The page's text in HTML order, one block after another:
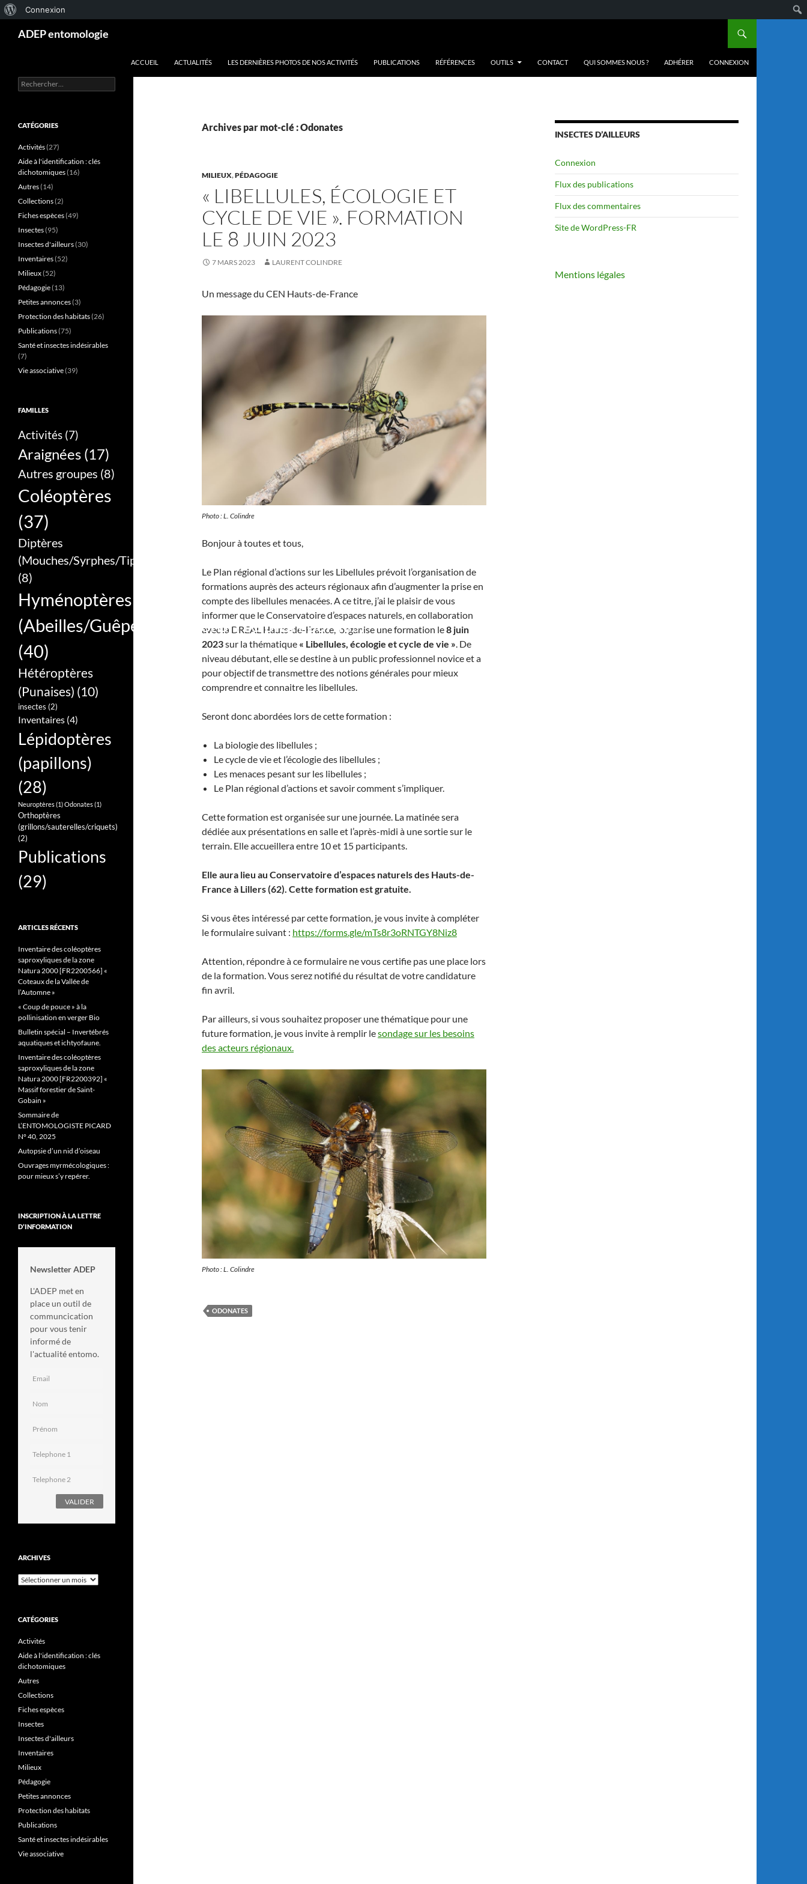
propos
Connexion
ADEP entomologie
ACCUEIL ACTUALITÉS LES DERNIÈRES PHOTOS DE NOS ACTIVITÉS PUBLICATIONS RÉFÉRENCES OUTILS CONTACT QUI SOMMES NOUS ? ADHÉRER CONNEXION
Archives par mot-clé : Odonates
MILIEUX,PÉDAGOGIE
« LIBELLULES, ÉCOLOGIE ET
CYCLE DE VIE ». FORMATION
LE 8 JUIN 2023
7 MARS 2023 LAURENT COLINDRE
Un message du CEN Hauts-de-France
Photo : L. Colindre
Bonjour à toutes et tous,
Le Plan régional d’actions sur les Libellules prévoit l’organisation de
formations auprès des acteurs régionaux afin d’augmenter la prise en
compte des libellules menacées. A ce titre, j’ai le plaisir de vous
informer que le Conservatoire d’espaces naturels, en collaboration
avec la DREAL Hauts-de-France, organise une formation le8 juin
2023sur la thématique « Libellules, écologie et cycle de vie ». De
niveau débutant, elle se destine à un public professionnel novice et a
pour objectif de transmettre des notions générales pour mieux
comprendre et connaitre les libellules.
Seront donc abordées lors de cette formation :
La biologie des libellules ;
Le cycle de vie et l’écologie des libellules ;
Les menaces pesant sur les libellules ;
Le Plan régional d’actions et savoir comment s’impliquer.
Cette formation est organisée sur une journée. La matinée sera
dédiée aux présentations en salle et l’après-midi à une sortie sur le
terrain. Elle accueillera entre 10 et 15 participants.
Elle aura lieu au Conservatoire d’espaces naturels des Hauts-de-
France à Lillers (62). Cette formation est gratuite.
Si vous êtes intéressé par cette formation, je vous invite à compléter
le formulaire suivant : https://forms.gle/mTs8r3oRNTGY8Niz8
Attention, répondre à ce formulaire ne vous certifie pas une place lors
de la formation. Vous serez notifié du résultat de votre candidature
fin avril.
Par ailleurs, si vous souhaitez proposer une thématique pour une
future formation, je vous invite à remplir lesondage sur les besoins
des acteurs régionaux.
Photo : L. Colindre
ODONATES
INSECTES D’AILLEURS
Connexion
Flux des publications
Flux des commentaires
Site de WordPress-FR
Mentions légales
Rechercher :
CATÉGORIES
Activités(27)
Aide à l'identification : clés
dichotomiques(16)
Autres(14)
Collections(2)
Fiches espèces(49)
Insectes(95)
Insectes d'ailleurs(30)
Inventaires(52)
Milieux(52)
Pédagogie(13)
Petites annonces(3)
Protection des habitats(26)
Publications(75)
Santé et insectes indésirables
(7)
Vie associative(39)
FAMILLES
Activités (7)
Araignées (17)
Autres groupes (8)
Coléoptères
(37)
Diptères
(Mouches/Syrphes/Tipules)
(8)
Hyménoptères
(Abeilles/Guêpes/Bourdons/Frelons/Fourmis)
(40)
Hétéroptères
(Punaises) (10)
insectes (2)
Inventaires (4)
Lépidoptères
(papillons)
(28)
Neuroptères(1)Odonates(1)
Orthoptères
(grillons/sauterelles/criquets)
(2)
Publications
(29)
ARTICLES RÉCENTS
Inventaire des coléoptères
saproxyliques de la zone
Natura 2000 [FR2200566] «
Coteaux de la Vallée de
l’Automne »
« Coup de pouce » à la
pollinisation en verger Bio
Bulletin spécial – Invertébrés
aquatiques et ichtyofaune.
Inventaire des coléoptères
saproxyliques de la zone
Natura 2000 [FR2200392] «
Massif forestier de Saint-
Gobain »
Sommaire de
L’ENTOMOLOGISTE PICARD
N° 40, 2025
Autopsie d’un nid d’oiseau
Ouvrages myrmécologiques :
pour mieux s’y repérer.
INSCRIPTION À LA LETTRE
D’INFORMATION
Newsletter ADEP
L'ADEP met en
place un outil de
communcication
pour vous tenir
informé de
l'actualité entomo.
ARCHIVES
Archives
CATÉGORIES
Activités
Aide à l'identification : clés
dichotomiques
Autres
Collections
Fiches espèces
Insectes
Insectes d'ailleurs
Inventaires
Milieux
Pédagogie
Petites annonces
Protection des habitats
Publications
Santé et insectes indésirables
Vie associative